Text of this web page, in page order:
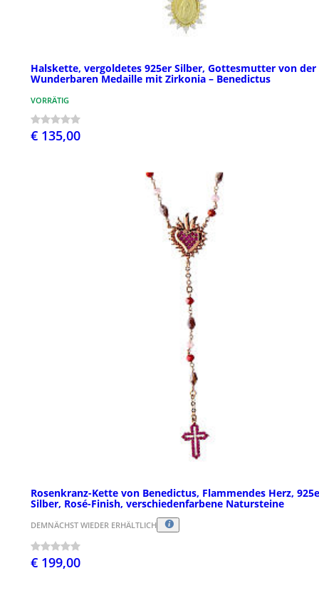
Halskette, vergoldetes 925er Silber, Gottesmutter von der
Wunderbaren Medaille mit Zirkonia – Benedictus
VORRÄTIG
€ 135,00
Rosenkranz-Kette von Benedictus, Flammendes Herz,
Silber, Rosé-Finish, verschiedenfarbene Natursteine
DEMNÄCHST WIEDER ERHÄLTLICH
€ 199,00